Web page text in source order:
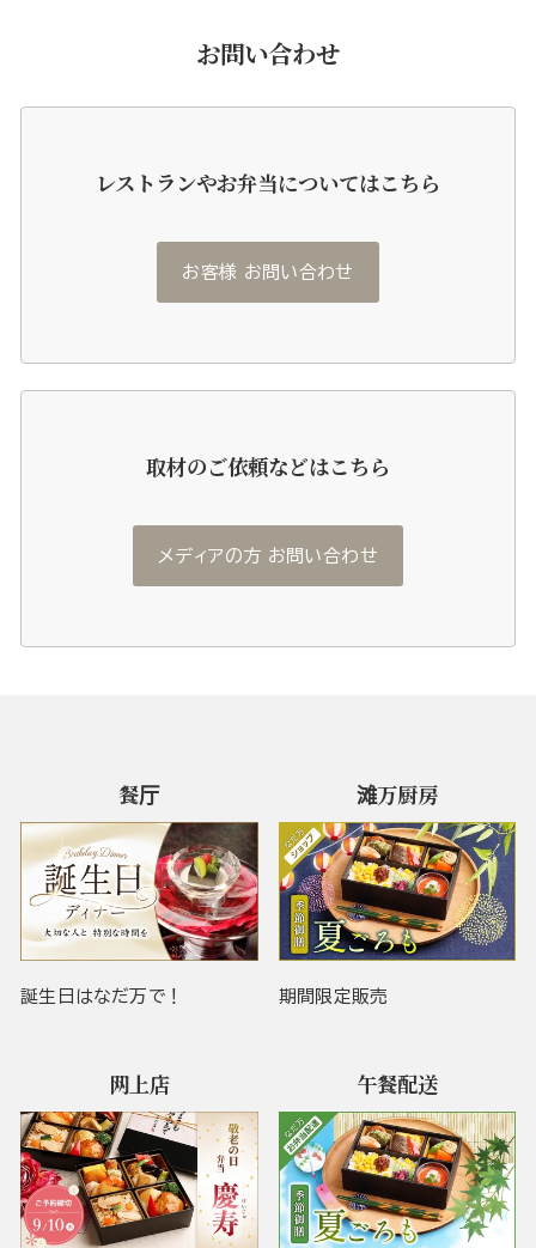
お問い合わせ
レストランやお弁当についてはこちら
お客様 お問い合わせ
取材のご依頼などはこちら
メディアの方 お問い合わせ
餐厅
誕生日はなだ万で！
滩万厨房
期間限定販売
网上店 午餐配送